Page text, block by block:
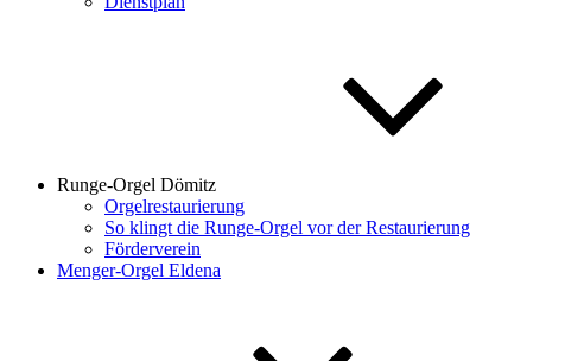
Runge-Orgel Dömitz
Orgelrestaurierung
So klingt die Runge-Orgel vor der Restaurierung
Förderverein
Menger-Orgel Eldena